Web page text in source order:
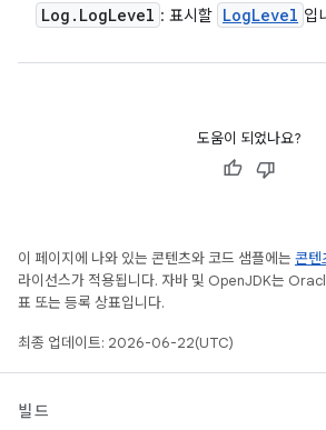
Log . LogLevel : 표시할 LogLevel 입
도움이 되었나요?
이 페이지에 나와 있는 콘텐츠와 코드 샘플에는 콘텐
라이선스가 적용됩니다. 자바 및 OpenJDK는
표 또는 등록 상표입니다.
최종 업데이트: 2026-06-22(UTC)
빌드